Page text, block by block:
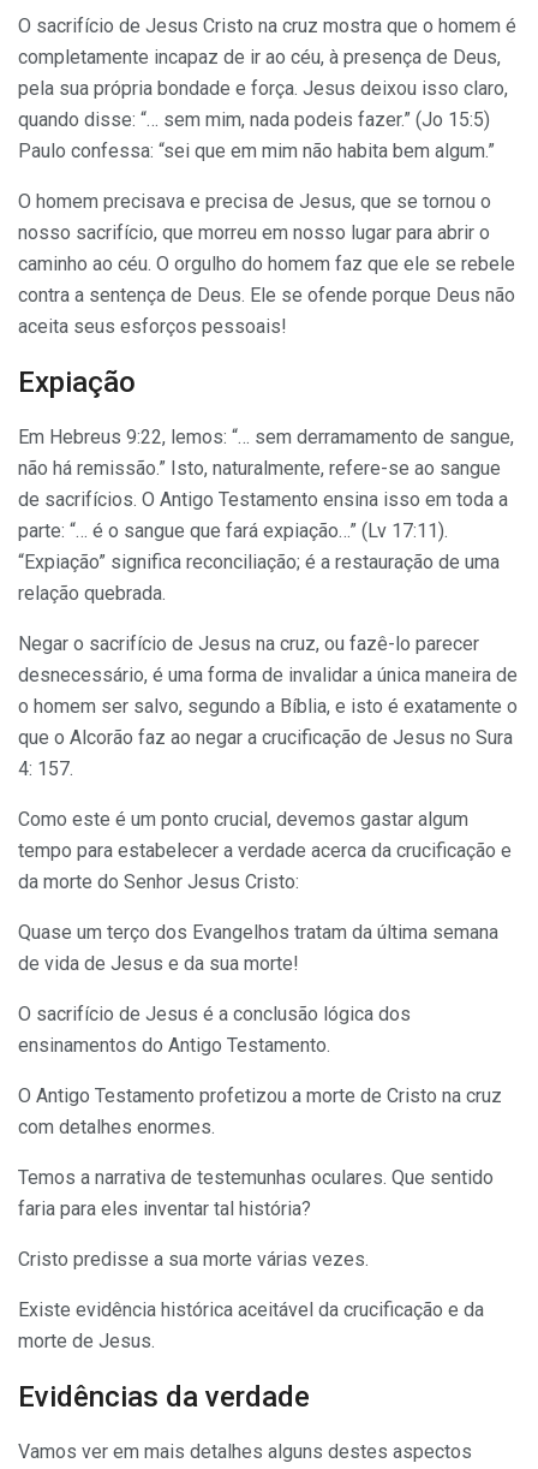
O sacrifício de Jesus Cristo na cruz mostra que o homem é
completamente incapaz de ir ao céu, à presença de Deus,
pela sua própria bondade e força. Jesus deixou isso claro,
quando disse: “… sem mim, nada podeis fazer.” (Jo 15:5)
Paulo confessa: “sei que em mim não habita bem algum.”
O homem precisava e precisa de Jesus, que se tornou o
nosso sacrifício, que morreu em nosso lugar para abrir o
caminho ao céu. O orgulho do homem faz que ele se rebele
contra a sentença de Deus. Ele se ofende porque Deus não
aceita seus esforços pessoais!
Expiação
Em Hebreus 9:22, lemos: “… sem derramamento de sangue,
não há remissão.” Isto, naturalmente, refere-se ao sangue
de sacrifícios. O Antigo Testamento ensina isso em toda a
parte: “… é o sangue que fará expiação…” (Lv 17:11).
“Expiação” significa reconciliação; é a restauração de uma
relação quebrada.
Negar o sacrifício de Jesus na cruz, ou fazê-lo parecer
desnecessário, é uma forma de invalidar a única maneira de
o homem ser salvo, segundo a Bíblia, e isto é exatamente o
que o Alcorão faz ao negar a crucificação de Jesus no Sura
4: 157.
Como este é um ponto crucial, devemos gastar algum
tempo para estabelecer a verdade acerca da crucificação e
da morte do Senhor Jesus Cristo:
Quase um terço dos Evangelhos tratam da última semana
de vida de Jesus e da sua morte!
O sacrifício de Jesus é a conclusão lógica dos
ensinamentos do Antigo Testamento.
O Antigo Testamento profetizou a morte de Cristo na cruz
com detalhes enormes.
Temos a narrativa de testemunhas oculares. Que sentido
faria para eles inventar tal história?
Cristo predisse a sua morte várias vezes.
Existe evidência histórica aceitável da crucificação e da
morte de Jesus.
Evidências da verdade
Vamos ver em mais detalhes alguns destes aspectos